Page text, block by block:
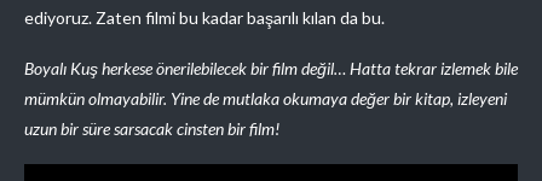
ediyoruz. Zaten filmi bu kadar başarılı kılan da bu.
Boyalı Kuş herkese önerilebilecek bir film değil… Hatta tekrar izlemek bile
mümkün olmayabilir. Yine de mutlaka okumaya değer bir kitap, izleyeni
uzun bir süre sarsacak cinsten bir film!